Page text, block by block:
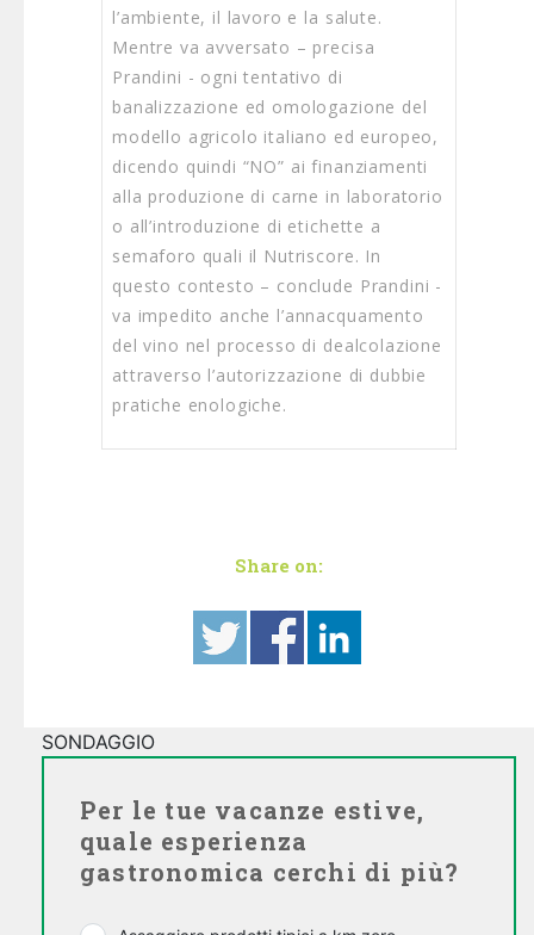
l’ambiente, il lavoro e la salute.
Mentre va avversato – precisa
Prandini - ogni tentativo di
banalizzazione ed omologazione del
modello agricolo italiano ed europeo,
dicendo quindi “NO” ai finanziamenti
alla produzione di carne in laboratorio
o all’introduzione di etichette a
semaforo quali il Nutriscore. In
questo contesto – conclude Prandini -
va impedito anche l’annacquamento
del vino nel processo di dealcolazione
attraverso l’autorizzazione di dubbie
pratiche enologiche.
Share on:
SONDAGGIO
Per le tue vacanze estive,
quale esperienza
gastronomica cerchi di più?